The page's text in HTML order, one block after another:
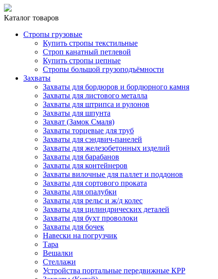
Каталог товаров
Стропы грузовые
Купить стропы текстильные
Строп канатный петлевой
Купить стропы цепные
Стропы большой грузоподъёмности
Захваты
Захваты для бордюров и бордюрного камня
Захваты для листового металла
Захваты для штрипса и рулонов
Захваты для шпунта
Захват (Замок Смаля)
Захваты торцевые для труб
Захваты для сэндвич-панелей
Захваты для железобетонных изделий
Захваты для барабанов
Захваты для контейнеров
Захваты вилочные для паллет и поддонов
Захваты для сортового проката
Захваты для опалубки
Захваты для рельс и ж/д колес
Захваты для цилиндрических деталей
Захваты для бухт проволоки
Захваты для бочек
Навески на погрузчик
Тара
Вешалки
Стеллажи
Устройства портальные передвижные КРР